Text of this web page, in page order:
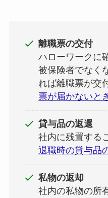
離職票の交付
ハローワークに
被保険者でなく
れば離職票が交
票が届かないと
貸与品の返還
社内に残置する
退職時の貸与品
私物の返却
社内の私物の所